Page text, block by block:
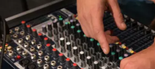
naar school. Meestal heb
je een
arbeidsovereenkomst
met het erkende
leerbedrijf en krijg je
salaris.
op